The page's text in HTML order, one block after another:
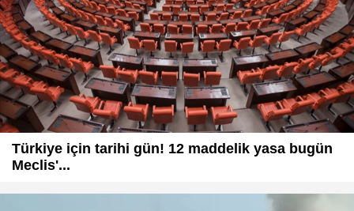
Türkiye için tarihi gün! 12 maddelik yasa bugün
Meclis'...